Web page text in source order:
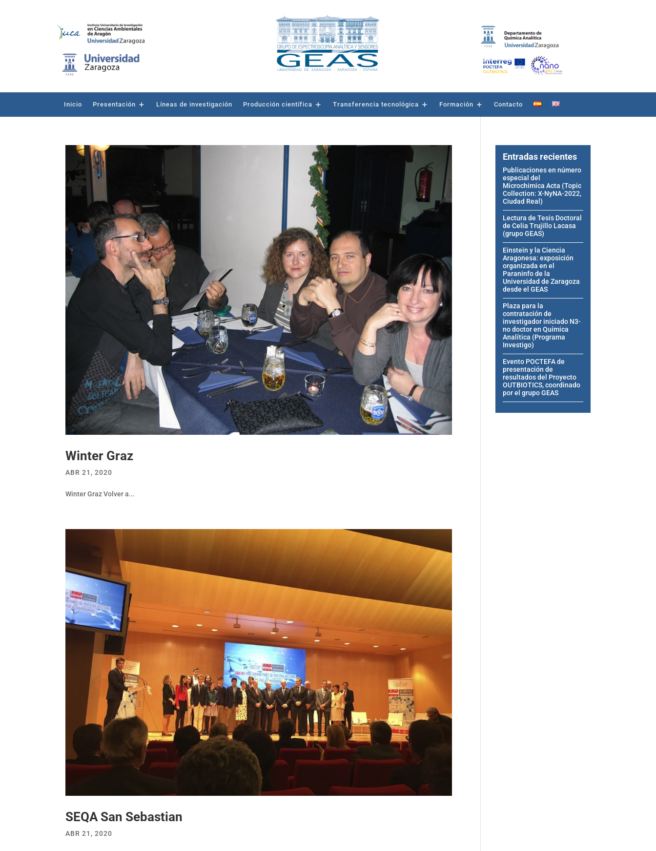
Inicio Presentación Líneas de investigación Producción científica Transferencia tecnológica Formación Contacto
Winter Graz
ABR 21, 2020
Winter Graz Volver a...
SEQA San Sebastian
ABR 21, 2020
Entradas recientes
Publicaciones en número
especial del
Microchimica Acta (Topic
Collection: X-NyNA-2022,
Ciudad Real)
Lectura de Tesis Doctoral
de Celia Trujillo Lacasa
(grupo GEAS)
Einstein y la Ciencia
Aragonesa: exposición
organizada en el
Paraninfo de la
Universidad de Zaragoza
desde el GEAS
Plaza para la
contratación de
investigador iniciado N3-
no doctor en Química
Analítica (Programa
Investigo)
Evento POCTEFA de
presentación de
resultados del Proyecto
OUTBIOTICS, coordinado
por el grupo GEAS